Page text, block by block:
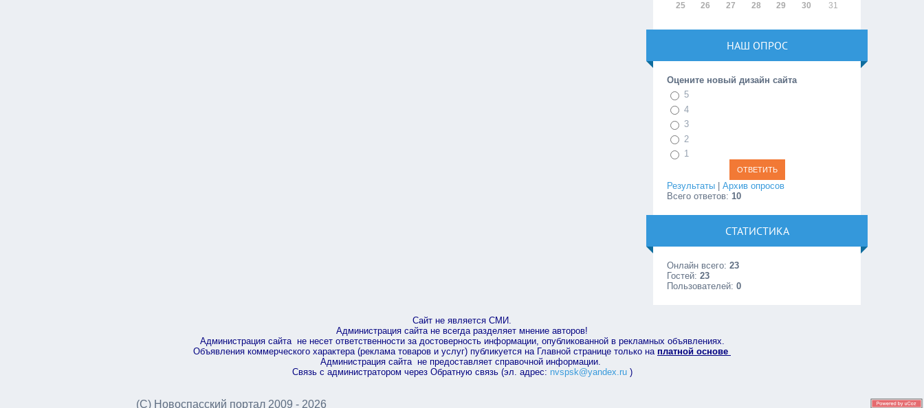
25 26 27 28 29 30 31
НАШ ОПРОС
Оцените новый дизайн сайта
5
4
3
2
1
Результаты |Архив опросов
Всего ответов: 10
СТАТИСТИКА
Онлайн всего:23
Гостей:23
Пользователей:0
Сайт не является СМИ.
Администрация сайта не всегда разделяет мнение авторов!
Администрация сайта не несет ответственности за достоверность информации, опубликованной в рекламных объявлениях.
Объявления коммерческого характера (реклама товаров и услуг) публикуется на Главной странице только на платной основе
Администрация сайта не предоставляет справочной информации.
Связь с администратором через Обратную связь (эл. адрес: nvspsk@yandex.ru)
(С) Новоспасский портал 2009 - 2026